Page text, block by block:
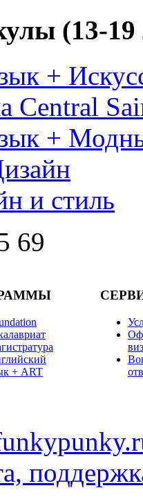
(13-19
+
Central
+
и стиль
69
+ ART